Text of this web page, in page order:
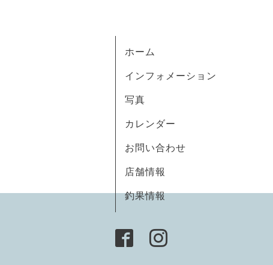
ホーム
インフォメーション
写真
カレンダー
お問い合わせ
店舗情報
釣果情報